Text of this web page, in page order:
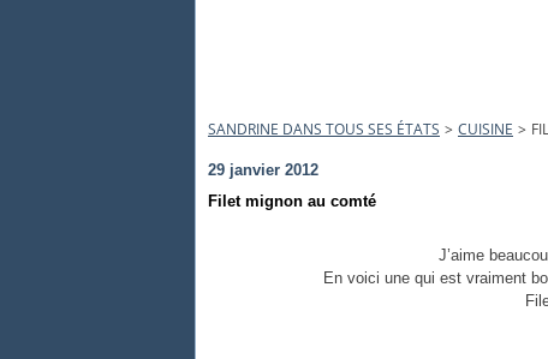
SANDRINE DANS TOUS SES ÉTATS > CUISINE >
29 janvier 2012
Filet mignon au comté
J’aime
En voici une qui est vraiment